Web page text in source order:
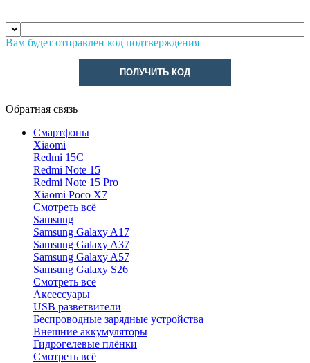
Вам будет отправлен код подтверждения
ПОЛУЧИТЬ КОД
Обратная связь
Смартфоны
Xiaomi
Redmi 15C
Redmi Note 15
Redmi Note 15 Pro
Xiaomi Poco X7
Смотреть всё
Samsung
Samsung Galaxy A17
Samsung Galaxy A37
Samsung Galaxy A57
Samsung Galaxy S26
Смотреть всё
Аксессуары
USB разветвители
Беспроводные зарядные устройства
Внешние аккумуляторы
Гидрогелевые плёнки
Смотреть всё